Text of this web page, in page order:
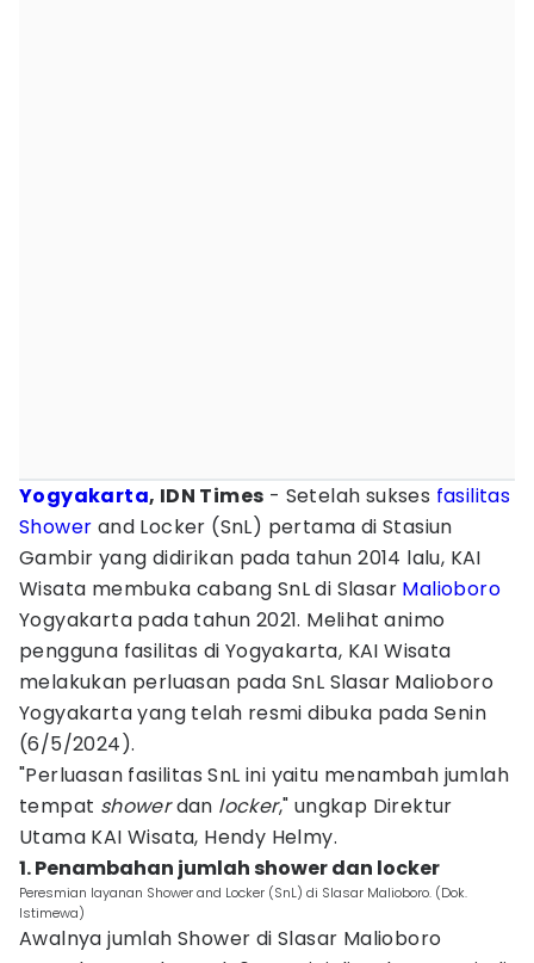
Yogyakarta, IDN Times - Setelah sukses fasilitas
Shower and Locker (SnL) pertama di Stasiun
Gambir yang didirikan pada tahun 2014 lalu, KAI
Wisata membuka cabang SnL di Slasar Malioboro
Yogyakarta pada tahun 2021. Melihat animo
pengguna fasilitas di Yogyakarta, KAI Wisata
melakukan perluasan pada SnL Slasar Malioboro
Yogyakarta yang telah resmi dibuka pada Senin
(6/5/2024).
"Perluasan fasilitas SnL ini yaitu menambah jumlah
tempat showerdan locker," ungkap Direktur
Utama KAI Wisata, Hendy Helmy.
1. Penambahan jumlah shower dan locker
Peresmian layanan Shower and Locker (SnL) di Slasar Malioboro. (Dok.
Istimewa)
Awalnya jumlah Shower di Slasar Malioboro